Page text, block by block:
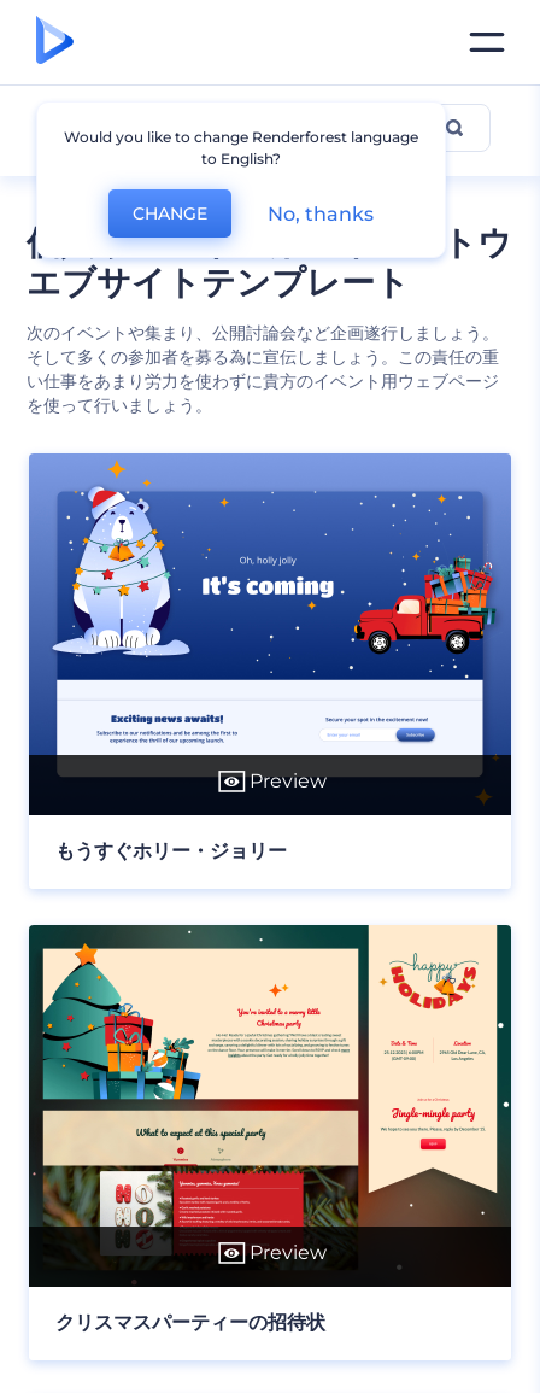
個人やビジネス用のイベントウ
エブサイトテンプレート
次のイベントや集まり、公開討論会など企画遂行しましょう。
そして多くの参加者を募る為に宣伝しましょう。この責任の重
い仕事をあまり労力を使わずに貴方のイベント用ウェブページ
を使って行いましょう。
イベント
Preview
もうすぐホリー・ジョリー
Preview
クリスマスパーティーの招待状
Would you like to change Renderforest language
to English?
CHANGE No, thanks